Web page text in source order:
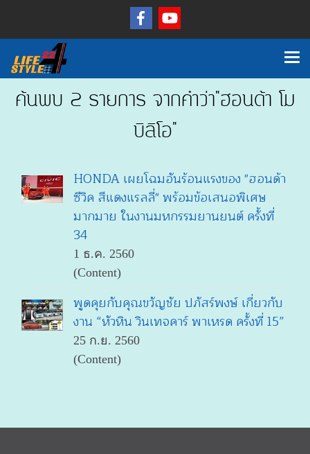
ค้นพบ 2 รายการ จากคำว่า"ฮอนด้า โม
บิลิโอ"
HONDA เผยโฉมอันร้อนแรงของ "ฮอนด้า
ซีวิค สีแดงแรลลี่" พร้อมข้อเสนอพิเศษ
มากมาย ในงานมหกรรมยานยนต์ ครั้งที่
34
1 ธ.ค. 2560
(Content)
พูดคุยกับคุณขวัญชัย ปภัสร์พงษ์ เกี่ยวกับ
งาน “หัวหิน วินเทจคาร์ พาเหรด ครั้งที่ 15”
25 ก.ย. 2560
(Content)